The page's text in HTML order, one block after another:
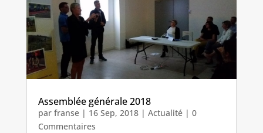
Assemblée générale 2018
par franse| 16 Sep, 2018| Actualité| 0
Commentaires